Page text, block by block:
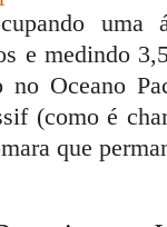
uma
e medindo
no Oceano
(como é
que